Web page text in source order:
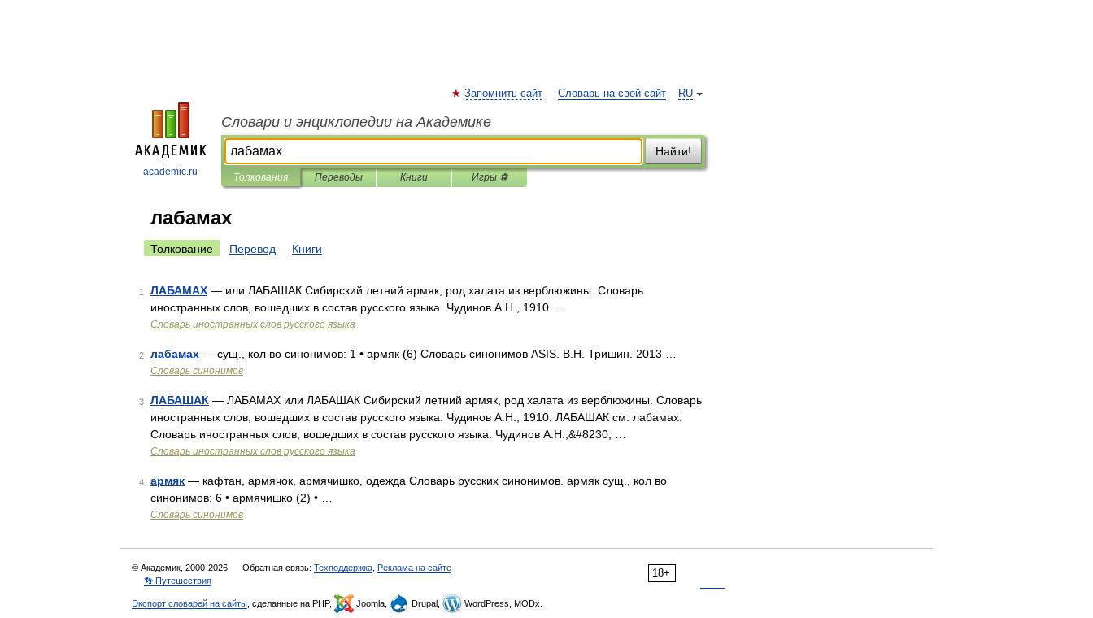
academic.ru
RU
Запомнить сайт Словарь на свой сайт
Словари и энциклопедии на Академике
Найти!
Толкования Переводы Книги Игры ⚽
лабамах
Толкование Перевод Книги
1 ЛАБАМАХ — или ЛАБАШАК Сибирский летний армяк, род халата из верблюжины. Словарь
иностранных слов, вошедших в состав русского языка. Чудинов А.Н., 1910 …
Словарь иностранных слов русского языка
2 лабамах — сущ., кол во синонимов: 1 • армяк (6) Словарь синонимов ASIS. В.Н. Тришин. 2013 …
Словарь синонимов
3 ЛАБАШАК — ЛАБАМАХ или ЛАБАШАК Сибирский летний армяк, род халата из верблюжины. Словарь
иностранных слов, вошедших в состав русского языка. Чудинов А.Н., 1910. ЛАБАШАК см. лабамах.
Словарь иностранных слов, вошедших в состав русского языка. Чудинов А.Н.,&#8230; …
Словарь иностранных слов русского языка
4 армяк — кафтан, армячок, армячишко, одежда Словарь русских синонимов. армяк сущ., кол во
синонимов: 6 • армячишко (2) • …
Словарь синонимов
18+
© Академик, 2000-2026 Обратная связь: Техподдержка Реклама на сайте
👣 Путешествия
Экспорт словарей на сайты , сделанные на PHP, Joomla, Drupal, WordPress, MODx.